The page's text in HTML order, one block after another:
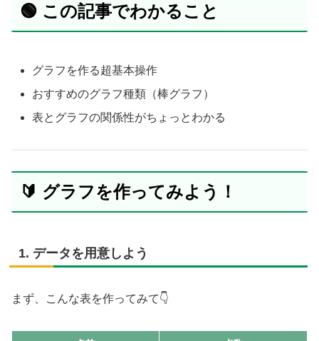
🟢 この記事でわかること
グラフを作る超基本操作
おすすめのグラフ種類（棒グラフ）
表とグラフの関係性がちょっとわかる
🔰 グラフを作ってみよう！
1. データを用意しよう
まず、こんな表を作ってみて👇